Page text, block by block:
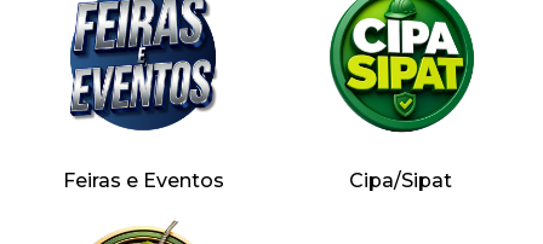
Feiras e Eventos Cipa/Sipat